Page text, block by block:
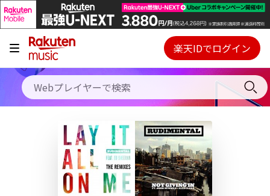
キャンペーン
料金プラン
使い方
初回30日間無料お試し
Webプレイヤー
ご契約内容の確認・変更
楽天IDでログイン